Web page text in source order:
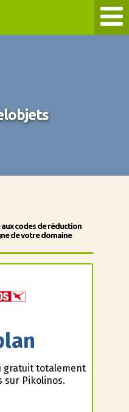
codes de réduction
de votre domaine
gratuit totalement
sur Pikolinos.